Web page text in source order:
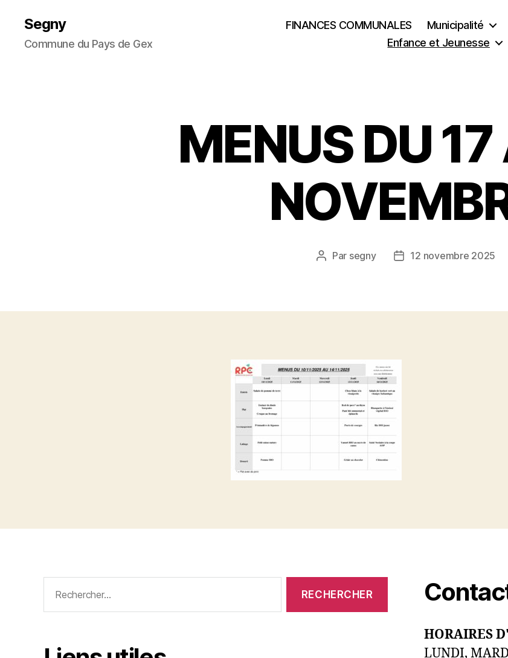
Segny
Commune du Pays de Gex
FINANCES COMMUNALES Municipalité
Enfance et Jeunesse
MENUS DU 17
Auteur
Par segny
Date12 novembre 2025
HORAIRES
LUNDI,